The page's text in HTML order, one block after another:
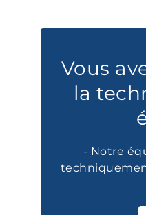
Vous
la
- Notre